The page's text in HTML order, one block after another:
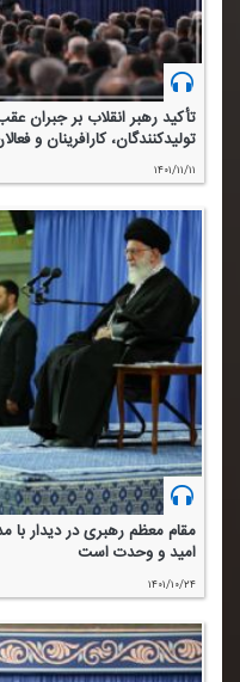
تولید‌كنندگان، كارآفرینان و
۱۴۰۱/۱۱/۱۱
مقام معظم رهبری در دیدار
امید و وحدت است
۱۴۰۱/۱۰/۲۴